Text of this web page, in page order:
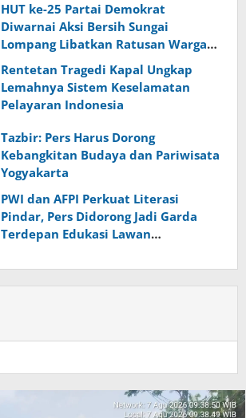
HUT ke-25 Partai Demokrat
Diwarnai Aksi Bersih Sungai
Lompang Libatkan Ratusan Warga
Banyumas
Rentetan Tragedi Kapal Ungkap
Lemahnya Sistem Keselamatan
Pelayaran Indonesia
Tazbir: Pers Harus Dorong
Kebangkitan Budaya dan Pariwisata
Yogyakarta
PWI dan AFPI Perkuat Literasi
Pindar, Pers Didorong Jadi Garda
Terdepan Edukasi Lawan